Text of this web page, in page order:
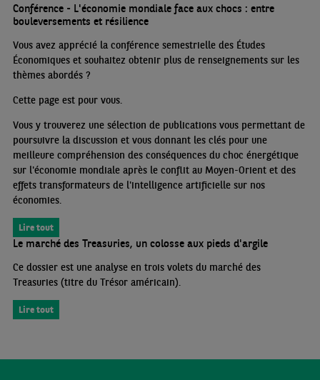
Conférence - L'économie mondiale face aux chocs : entre
bouleversements et résilience
Vous avez apprécié la conférence semestrielle des Études
Économiques et souhaitez obtenir plus de renseignements sur les
thèmes abordés?
Cette page est pour vous.
Vous y trouverez une sélection de publications vous permettant de
poursuivre la discussion et vous donnant les clés pour une
meilleure compréhension des conséquences du choc énergétique
sur l'économie mondiale après le conflit au Moyen-Orient et des
effets transformateurs de l'intelligence artificielle sur nos
économies.
Lire tout
Le marché des Treasuries, un colosse aux pieds d'argile
Ce dossier est une analyse en trois volets du marché des
Treasuries (titre du Trésor américain).
Lire tout